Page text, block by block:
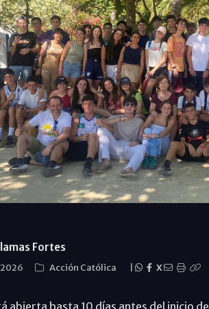
Fortes
Acción Católica X
abierta hasta 10 días antes del inicio